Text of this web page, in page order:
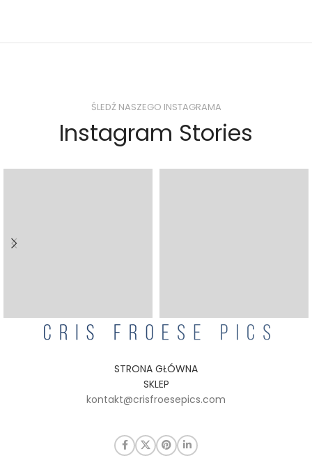
ŚLEDŹ NASZEGO INSTAGRAMA
Instagram Stories
STRONA GŁÓWNA
SKLEP
kontakt@crisfroesepics.com